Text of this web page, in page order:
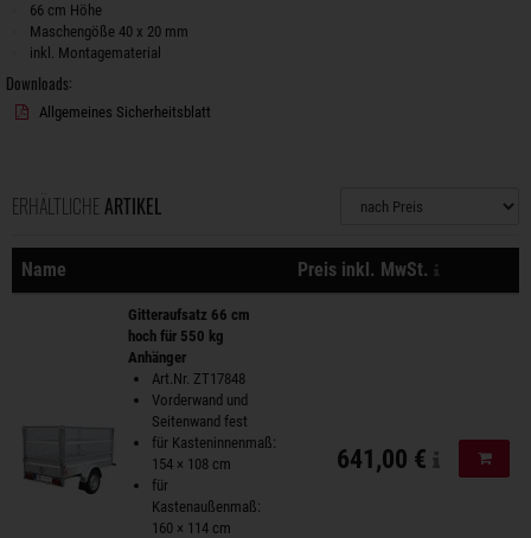
66 cm Höhe
Maschengöße 40 x 20 mm
inkl. Montagematerial
Downloads:
Allgemeines Sicherheitsblatt
ERHÄLTLICHE ARTIKEL
Sortierung
Name Preis inkl. MwSt.
Aktionen
Gitteraufsatz 66 cm
hoch für 550 kg
Anhänger
Art.Nr. ZT17848
Vorderwand und
Seitenwand fest
für Kasteninnenmaß:
154 × 108 cm
für
Kastenaußenmaß:
160 × 114 cm
641,00 €